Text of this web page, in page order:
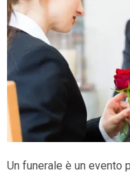
Un funerale è un